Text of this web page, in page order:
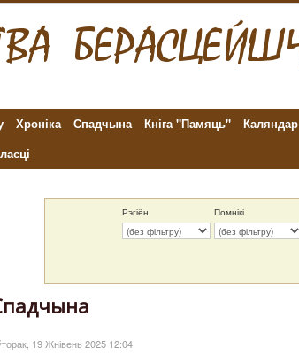
Хроніка Спадчына Кніга "Памяць" Каляндар
Помнікі
Рэгіён
19 Жнівень 2025 12:04